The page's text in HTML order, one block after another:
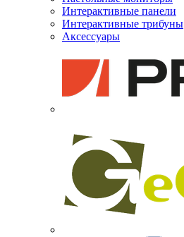
Интерактивные панели
Интерактивные трибуны
Аксессуары